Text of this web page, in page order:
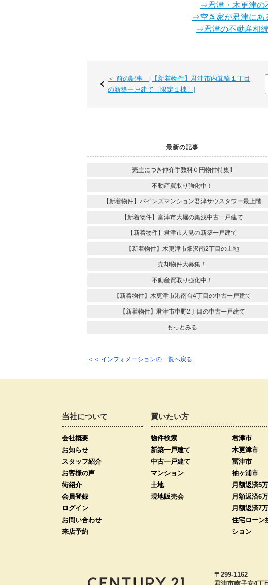
⇒君津・木更津の
⇒空き家が君津にあ
⇒君津の不動産相
＜ 前の記事 [【新着物件】君津市内箕輪１丁目
の新築一戸建て〔限定１棟〕]
最新の記事
売主につき仲介手数料０円物件特集‼
不動産買取り強化中！
【新着物件】パインズマンション君津サウスタワー最上階
【新着物件】富津市大堀の築浅中古一戸建て
【新着物件】君津市人見の新築一戸建て
【新着物件】木更津市畑沢南2丁目の土地
売却物件大募集！
不動産買取り強化中！
【新着物件】木更津市港南台4丁目の中古一戸建て
【新着物件】君津市中野2丁目の中古一戸建て
もっとみる
＜＜ インフォメーションの一覧へ戻る
当社について
会社概要
お知らせ
スタッフ紹介
お客様の声
街紹介
会員登録
ログイン
お問い合わせ
来店予約
買いたい方
物件検索
新築一戸建て
中古一戸建て
マンション
土地
現地販売会
君津市
木更津市
冨津市
袖ヶ浦市
月額返済5
月額返済6
月額返済7
住宅ローン
ション
〒299-1162